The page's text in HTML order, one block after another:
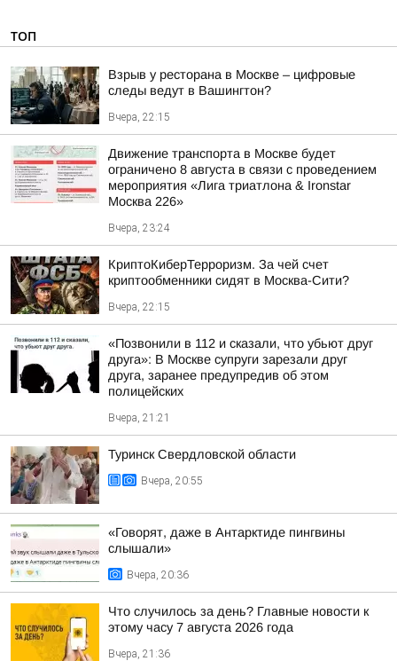
ТОП
Взрыв у ресторана в Москве – цифровые
следы ведут в Вашингтон?
Вчера, 22:15
Движение транспорта в Москве будет
ограничено 8 августа в связи с проведением
мероприятия «Лига триатлона & Ironstar
Москва 226»
Вчера, 23:24
КриптоКиберТерроризм. За чей счет
криптообменники сидят в Москва-Сити?
Вчера, 22:15
«Позвонили в 112 и сказали, что убьют друг
друга»: В Москве супруги зарезали друг
друга, заранее предупредив об этом
полицейских
Вчера, 21:21
Туринск Свердловской области
Вчера, 20:55
«Говорят, даже в Антарктиде пингвины
слышали»
Вчера, 20:36
Что случилось за день? Главные новости к
этому часу 7 августа 2026 года
Вчера, 21:36